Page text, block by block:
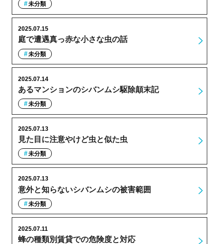
未分類
庭で遭遇真っ赤な小さな虫の話
2025.07.15
未分類
あるマンションのシバンムシ駆除顛末記
2025.07.14
未分類
見た目に注意やけど虫と似た虫
2025.07.13
未分類
意外と知らないシバンムシの被害範囲
2025.07.13
未分類
蜂の種類別賃貸での危険度と対応
2025.07.11